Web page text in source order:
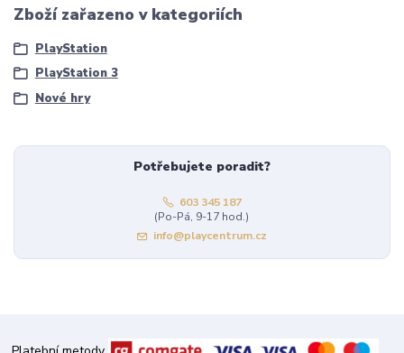
Zboží zařazeno v kategoriích
PlayStation
PlayStation 3
Nové hry
Potřebujete poradit?
603 345 187
(Po-Pá, 9-17 hod.)
info@playcentrum.cz